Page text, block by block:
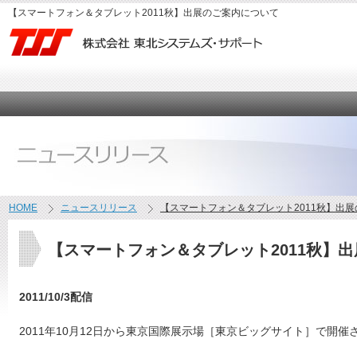
【スマートフォン＆タブレット2011秋】出展のご案内について
【スマートフォン＆タブレット2011秋】
2011/10/3配信
2011年10月12日から東京国際展示場［東京ビッグサイト］で開催
HOME ニュースリリース 【スマートフォン＆タブレット2011秋】出